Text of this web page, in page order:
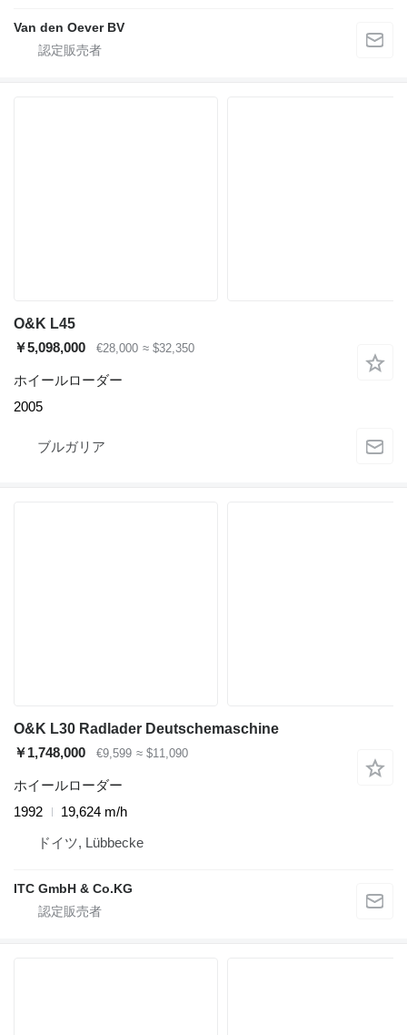
Van den Oever BV
O&K L45
￥5,098,000
€28,000 ≈ $32,350
ホイールローダー
2005
ブルガリア
O&K L30 Radlader Deutschemaschine
￥1,748,000
€9,599 ≈ $11,090
ホイールローダー
1992
19,624 m/h
ドイツ, Lübbecke
ITC GmbH & Co.KG